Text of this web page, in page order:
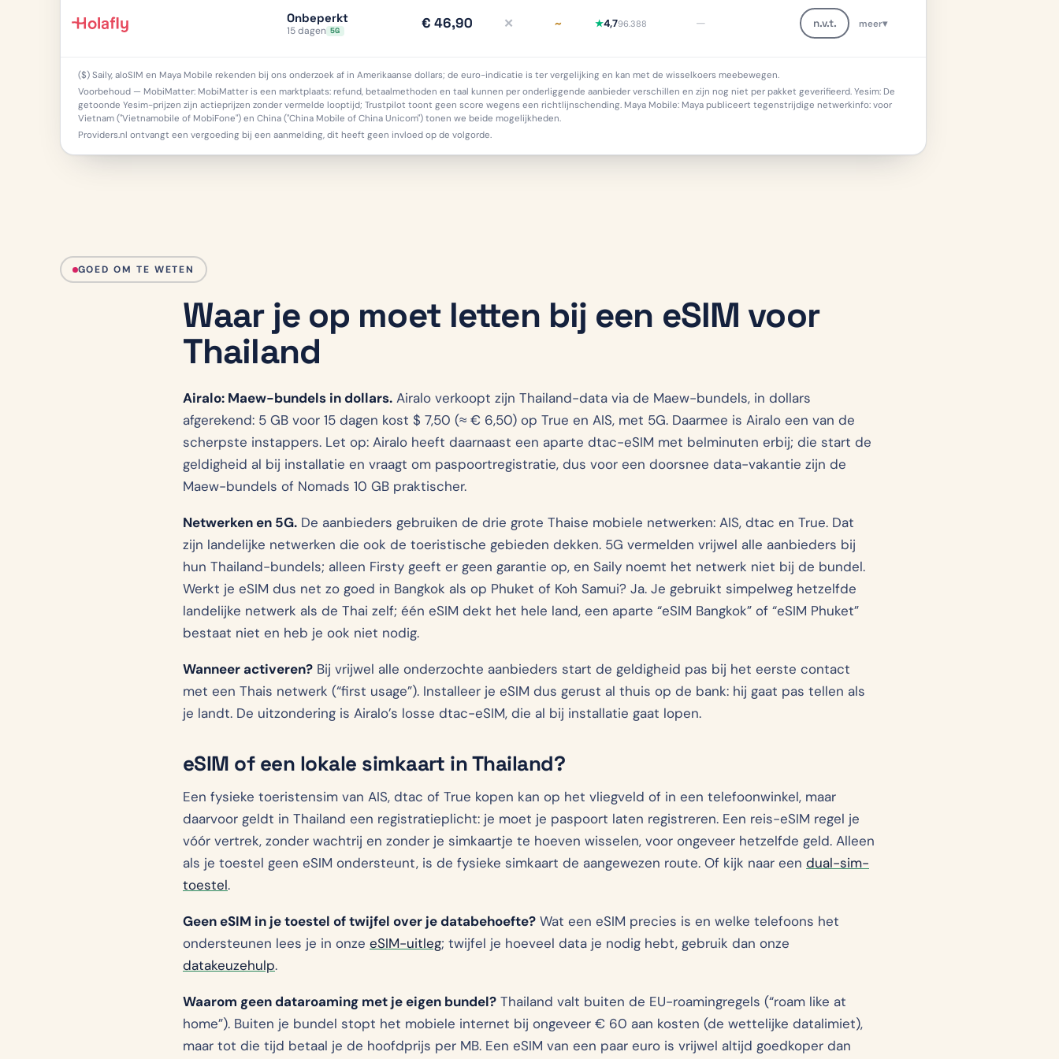
Onbeperkt
15 dagen 5G € 46,90 ✕iDEAL nee, meer info
~ Delen deels/onduidelijk, meer info
★4,796.388 — n.v.t. meer▾
($) Saily, aloSIM en Maya Mobile rekenden bij ons onderzoek af in Amerikaanse dollars; de euro-indicatie is ter vergelijking en kan met de wisselkoers meebewegen.
Voorbehoud — MobiMatter: MobiMatter is een marktplaats: refund, betaalmethoden en taal kunnen per onderliggende aanbieder verschillen en zijn nog niet per pakket geverifieerd. Yesim: De
getoonde Yesim-prijzen zijn actieprijzen zonder vermelde looptijd; Trustpilot toont geen score wegens een richtlijnschending. Maya Mobile: Maya publiceert tegenstrijdige netwerkinfo: voor
Vietnam ("Vietnamobile of MobiFone") en China ("China Mobile of China Unicom") tonen we beide mogelijkheden.
Providers.nl ontvangt een vergoeding bij een aanmelding, dit heeft geen invloed op de volgorde.
GOED OM TE WETEN
Waar je op moet letten bij een eSIM voor
Thailand
Airalo: Maew-bundels in dollars. Airalo verkoopt zijn Thailand-data via de Maew-bundels, in dollars
afgerekend: 5 GB voor 15 dagen kost $ 7,50 (≈ € 6,50) op True en AIS, met 5G. Daarmee is Airalo een van de
scherpste instappers. Let op: Airalo heeft daarnaast een aparte dtac-eSIM met belminuten erbij; die start de
geldigheid al bij installatie en vraagt om paspoortregistratie, dus voor een doorsnee data-vakantie zijn de
Maew-bundels of Nomads 10 GB praktischer.
Netwerken en 5G. De aanbieders gebruiken de drie grote Thaise mobiele netwerken: AIS, dtac en True. Dat
zijn landelijke netwerken die ook de toeristische gebieden dekken. 5G vermelden vrijwel alle aanbieders bij
hun Thailand-bundels; alleen Firsty geeft er geen garantie op, en Saily noemt het netwerk niet bij de bundel.
Werkt je eSIM dus net zo goed in Bangkok als op Phuket of Koh Samui? Ja. Je gebruikt simpelweg hetzelfde
landelijke netwerk als de Thai zelf; één eSIM dekt het hele land, een aparte “eSIM Bangkok” of “eSIM Phuket”
bestaat niet en heb je ook niet nodig.
Wanneer activeren? Bij vrijwel alle onderzochte aanbieders start de geldigheid pas bij het eerste contact
met een Thais netwerk (“first usage”). Installeer je eSIM dus gerust al thuis op de bank: hij gaat pas tellen als
je landt. De uitzondering is Airalo’s losse dtac-eSIM, die al bij installatie gaat lopen.
eSIM of een lokale simkaart in Thailand?
Een fysieke toeristensim van AIS, dtac of True kopen kan op het vliegveld of in een telefoonwinkel, maar
daarvoor geldt in Thailand een registratieplicht: je moet je paspoort laten registreren. Een reis-eSIM regel je
vóór vertrek, zonder wachtrij en zonder je simkaartje te hoeven wisselen, voor ongeveer hetzelfde geld. Alleen
als je toestel geen eSIM ondersteunt, is de fysieke simkaart de aangewezen route. Of kijk naar een dual-sim-
toestel.
Geen eSIM in je toestel of twijfel over je databehoefte? Wat een eSIM precies is en welke telefoons het
ondersteunen lees je in onze eSIM-uitleg; twijfel je hoeveel data je nodig hebt, gebruik dan onze
datakeuzehulp.
Waarom geen dataroaming met je eigen bundel? Thailand valt buiten de EU-roamingregels (“roam like at
home”). Buiten je bundel stopt het mobiele internet bij ongeveer € 60 aan kosten (de wettelijke datalimiet),
maar tot die tijd betaal je de hoofdprijs per MB. Een eSIM van een paar euro is vrijwel altijd goedkoper dan